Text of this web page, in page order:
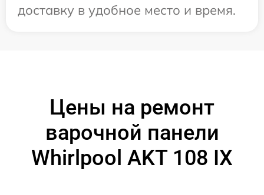
доставку в удобное место и время.
Цены на ремонт
варочной панели
Whirlpool AKT 108 IX